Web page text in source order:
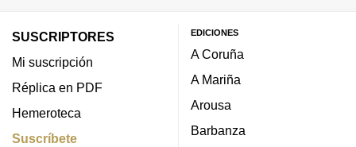
SUSCRIPTORES
Mi suscripción
Réplica en PDF
Hemeroteca
Suscríbete
EDICIONES
A Coruña
A Mariña
Arousa
Barbanza